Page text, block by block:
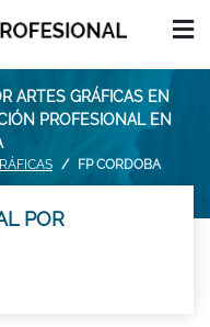
ARTES GRÁFICAS EN
PROFESIONAL EN
FP CORDOBA
POR